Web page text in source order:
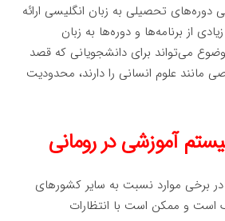
دوره‌های تحصیلی به زبان انگلیسی ارائه
از برنامه‌ها و دوره‌ها به زبان
می‌تواند برای دانشجویانی که قصد
علوم انسانی را دارند، محدودیت
برخی موارد نسبت به سایر کشورهای
است و ممکن است با انتظارات